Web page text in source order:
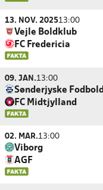
13. NOV. 202513:00
Vejle Boldklub
FC Fredericia
09. JAN.13:00
Sønderjyske Fodbold
FC Midtjylland
02. MAR.13:00
Viborg
AGF